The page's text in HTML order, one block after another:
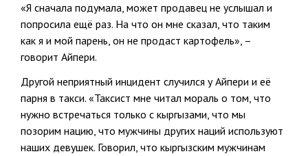
«Я сначала подумала, может продавец не услышал и
попросила ещё раз. На что он мне сказал, что таким
как я и мой парень, он не продаст картофель», –
говорит Айпери.
Другой неприятный инцидент случился у Айпери и её
парня в такси. «Таксист мне читал мораль о том, что
нужно встречаться только с кыргызами, что мы
позорим нацию, что мужчины других наций используют
наших девушек. Говорил, что кыргызским мужчинам